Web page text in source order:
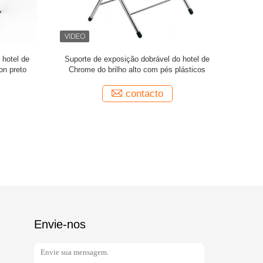
trole da
Carro do caminhão de lavanderia de Chrome
do hotel com o saco do coletor do desperdício
contacto
Envie-nos